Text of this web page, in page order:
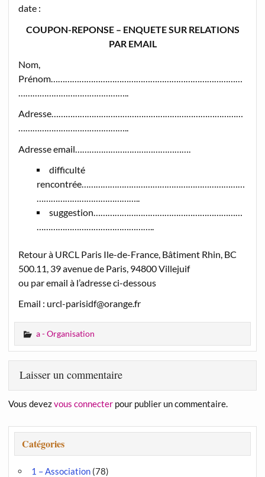
date :
COUPON-REPONSE – ENQUETE SUR RELATIONS
PAR EMAIL
Nom,
Prénom………………………………………………………………………
………………………………………..
Adresse………………………………………………………………………
………………………………………..
Adresse email………………………………………….
difficulté
rencontrée……………………………………………………………
……………………………………..
suggestion………………………………………………………
…………………………………………..
Retour à URCL Paris Ile-de-France, Bâtiment Rhin, BC
500.11, 39 avenue de Paris, 94800 Villejuif
ou par email à l’adresse ci-dessous
Email : urcl-parisidf@orange.fr
a - Organisation
Laisser un commentaire
Vous devezvous connecterpour publier un commentaire.
Catégories
1 – Association(78)